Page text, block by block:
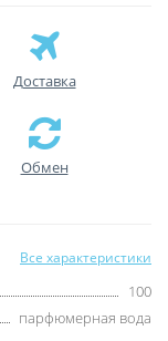
Доставка
Обмен
Все характеристики
100
парфюмерная вода